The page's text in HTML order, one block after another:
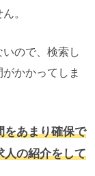
。
ので、検索し
かかってしま
をあまり確保で
人の紹介をして